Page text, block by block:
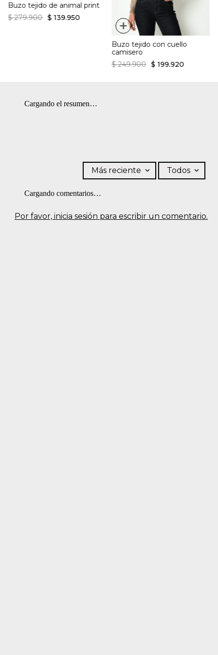
Buzo tejido de animal print
$ 279.900 $ 139.950 +
Buzo tejido con cuello
camisero
$ 249.900 $ 199.920
Cargando el resumen…
Por favor, inicia sesión para escribir un comentario.
Más reciente Todos
Cargando comentarios…